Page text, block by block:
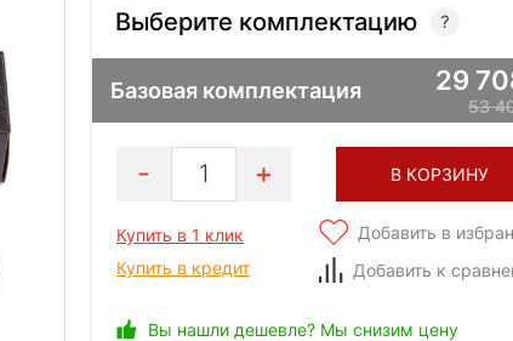
Выберите комплектацию
Базовая комплектация 29
53
1 В КОРЗИНУ
Купить в 1 клик
Купить в кредит
Добавить в
Добавить к
Вы нашли дешевле? Мы снизим цену